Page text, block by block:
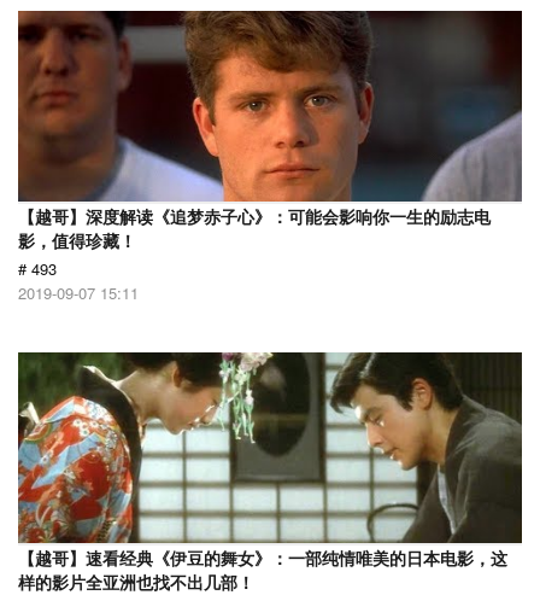
【越哥】深度解读《追梦赤子心》：可能会影响你一生的励志电
影，值得珍藏！
# 493
2019-09-07 15:11
【越哥】速看经典《伊豆的舞女》：一部纯情唯美的日本电影，这
样的影片全亚洲也找不出几部！